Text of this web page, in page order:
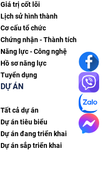
Giá trị cốt lõi
Lịch sử hình thành
Cơ cấu tổ chức
Chứng nhận - Thành tích
Năng lực - Công nghệ
Hồ sơ năng lực
Tuyển dụng
DỰ ÁN
Tất cả dự án
Dự án tiêu biểu
Dự án đang triển khai
Dự án sắp triển khai